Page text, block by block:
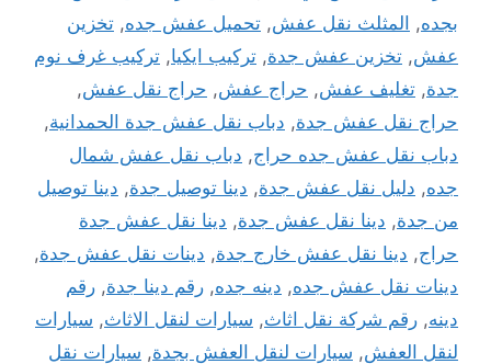
بجده, المثلث نقل عفش, تحميل عفش جده, تخزين
عفش, تخزين عفش جدة, تركيب ايكيا, تركيب غرف نوم
جدة, تغليف عفش, حراج عفش, حراج نقل عفش,
حراج نقل عفش جدة, دباب نقل عفش جدة الحمدانية,
دباب نقل عفش جده حراج, دباب نقل عفش شمال
جده, دليل نقل عفش جدة, دينا توصيل جدة, دينا توصيل
من جدة, دينا نقل عفش جدة, دينا نقل عفش جدة
حراج, دينا نقل عفش خارج جدة, دينات نقل عفش جدة,
دينات نقل عفش جده, دينه جده, رقم دينا جدة, رقم
دينه, رقم شركة نقل اثاث, سيارات لنقل الاثاث, سيارات
لنقل العفش, سيارات لنقل العفش بجدة, سيارات نقل